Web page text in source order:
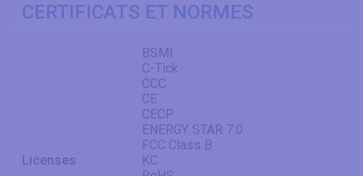
CERTIFICATS ET NORMES
Licenses
BSMI
C-Tick
CCC
CE
CECP
ENERGY STAR 7.0
FCC Class B
KC